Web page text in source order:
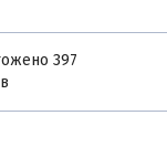
397